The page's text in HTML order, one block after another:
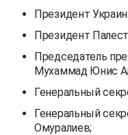
Президент
Президент
Председатель
Мухаммад Юнис
Генеральный
Генеральный
Омуралиев;